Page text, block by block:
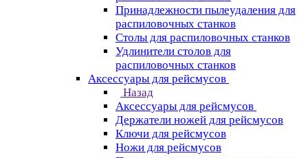
Принадлежности пылеудаления для
распиловочных станков
Столы для распиловочных станков
Удлинители столов для
распиловочных станков
Аксессуары для рейсмусов
Назад
Аксессуары для рейсмусов
Держатели ножей для рейсмусов
Ключи для рейсмусов
Ножи для рейсмусов